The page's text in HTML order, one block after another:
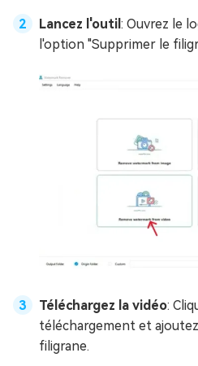
Lancez l'outil : Ouvrez le
l'option "Supprimer le
Téléchargez la vidéo:
téléchargement et
filigrane.